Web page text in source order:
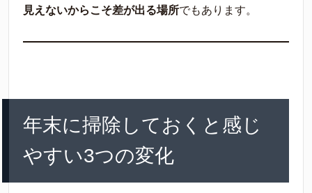
見えないからこそ差が出る場所でもあります。
年末に掃除しておくと感じ
やすい3つの変化